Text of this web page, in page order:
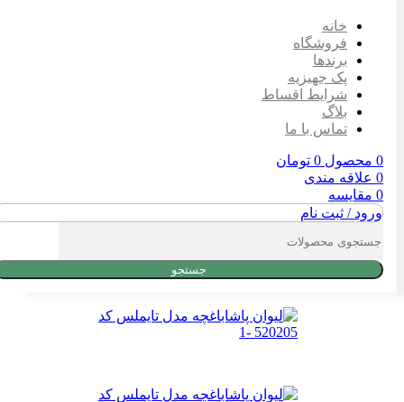
خانه
فروشگاه
برندها
پک جهیزیه
شرایط اقساط
بلاگ
تماس با ما
0 محصول 0 تومان
0 علاقه مندی
0 مقایسه
ورود / ثبت نام
جستجو